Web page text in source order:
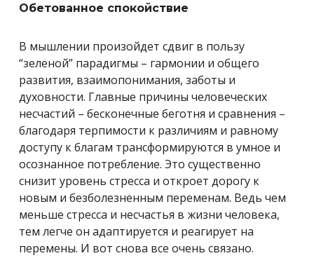
Обетованное спокойствие
В мышлении произойдет сдвиг в пользу
“зеленой” парадигмы – гармонии и общего
развития, взаимопонимания, заботы и
духовности. Главные причины человеческих
несчастий – бесконечные беготня и сравнения –
благодаря терпимости к различиям и равному
доступу к благам трансформируются в умное и
осознанное потребление. Это существенно
снизит уровень стресса и откроет дорогу к
новым и безболезненным переменам. Ведь чем
меньше стресса и несчастья в жизни человека,
тем легче он адаптируется и реагирует на
перемены. И вот снова все очень связано.